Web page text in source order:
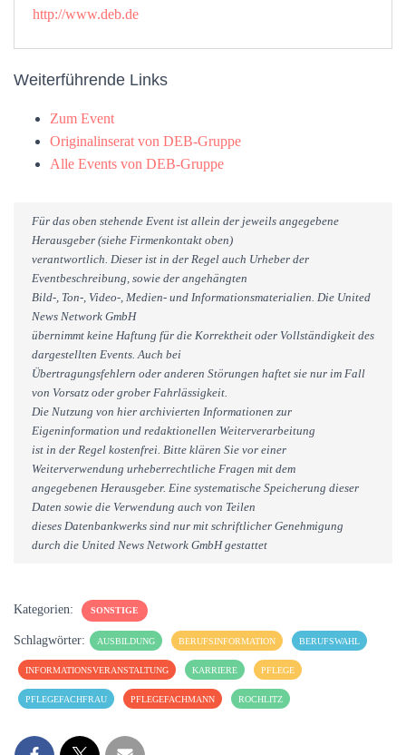
http://www.deb.de
Weiterführende Links
Zum Event
Originalinserat von DEB-Gruppe
Alle Events von DEB-Gruppe
Für das oben stehende Event ist allein der jeweils angegebene
Herausgeber (siehe Firmenkontakt oben)
verantwortlich. Dieser ist in der Regel auch Urheber der
Eventbeschreibung, sowie der angehängten
Bild-, Ton-, Video-, Medien- und Informationsmaterialien. Die United
News Network GmbH
übernimmt keine Haftung für die Korrektheit oder Vollständigkeit des
dargestellten Events. Auch bei
Übertragungsfehlern oder anderen Störungen haftet sie nur im Fall
von Vorsatz oder grober Fahrlässigkeit.
Die Nutzung von hier archivierten Informationen zur
Eigeninformation und redaktionellen Weiterverarbeitung
ist in der Regel kostenfrei. Bitte klären Sie vor einer
Weiterverwendung urheberrechtliche Fragen mit dem
angegebenen Herausgeber. Eine systematische Speicherung dieser
Daten sowie die Verwendung auch von Teilen
dieses Datenbankwerks sind nur mit schriftlicher Genehmigung
durch die United News Network GmbH gestattet
Kategorien: SONSTIGE
Schlagwörter: AUSBILDUNG BERUFSINFORMATION BERUFSWAHL
INFORMATIONSVERANSTALTUNG KARRIERE PFLEGE
PFLEGEFACHFRAU PFLEGEFACHMANN ROCHLITZ